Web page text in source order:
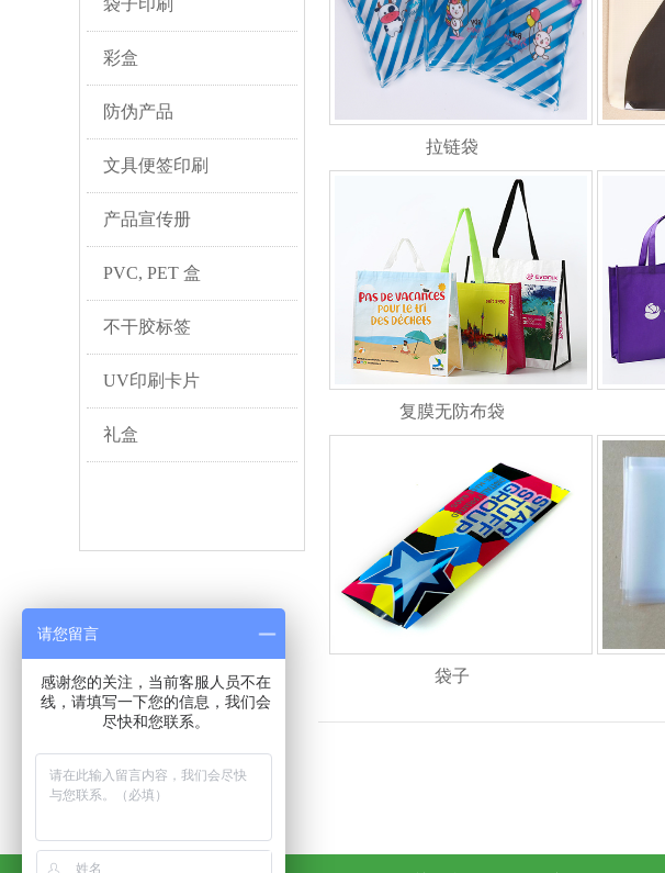
袋子印刷
彩盒
防伪产品
文具便签印刷
产品宣传册
PVC, PET 盒
不干胶标签
UV印刷卡片
礼盒
拉链袋
复膜无防布袋
袋子
请您留言
感谢您的关注，当前客服人员不在
线，请填写一下您的信息，我们会
尽快和您联系。